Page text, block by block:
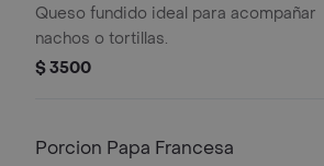
Queso fundido ideal para acompañar
nachos o tortillas.
$ 3500
Porcion Papa Francesa